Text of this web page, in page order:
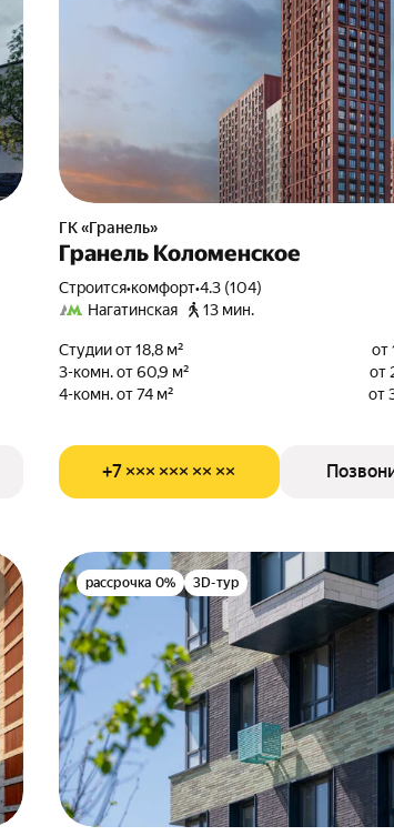
ГК «Гранель»
Гранель Коломенское
Строится•комфорт•4.3 (104)
Нагатинская
13 мин.
Студии от 18,8 м²
от
3-комн. от 60,9 м²
от
4-комн. от 74 м²
от
+7 ××× ××× ×× ××
рассрочка 0% 3D-тур